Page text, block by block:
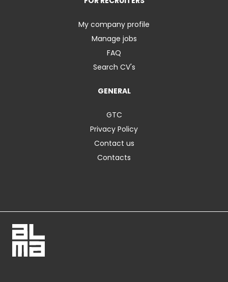
My company profile
Manage jobs
FAQ
Search CV's
GENERAL
GTC
Privacy Policy
Contact us
Contacts